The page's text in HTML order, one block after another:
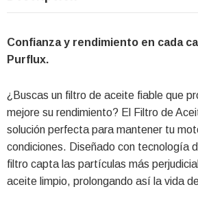
Confianza y rendimiento en cada
Purflux.
¿Buscas un filtro de aceite fiable que
mejore su rendimiento? El Filtro de
solución perfecta para mantener tu
condiciones. Diseñado con tecnología
filtro capta las partículas más
aceite limpio, prolongando así la vida